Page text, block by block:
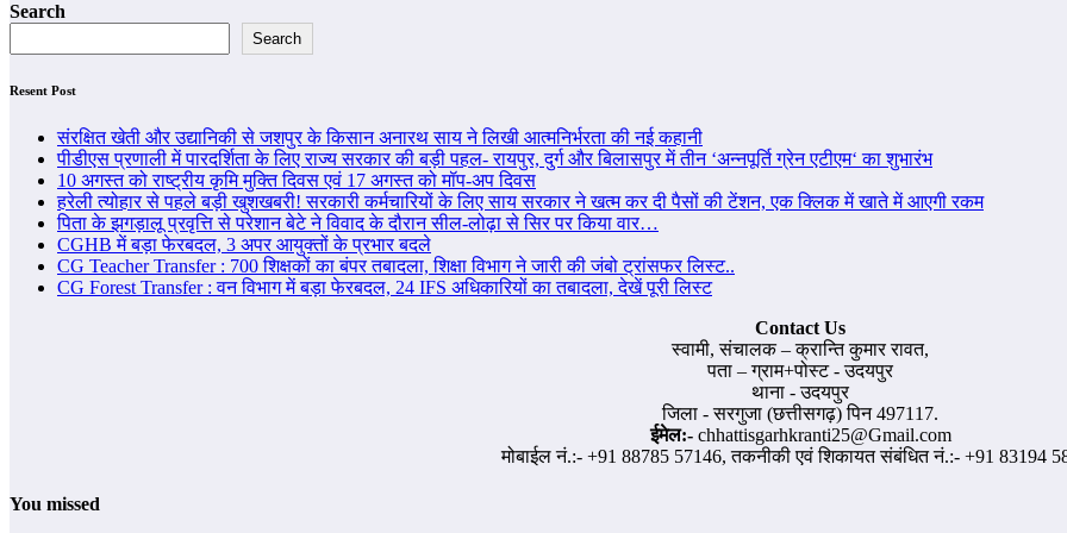
Search
Search
Resent Post
संरक्षित खेती और उद्यानिकी से जशपुर के किसान अनारथ साय ने लिखी आत्मनिर्भरता की नई कहानी
पीडीएस प्रणाली में पारदर्शिता के लिए राज्य सरकार की बड़ी पहल- रायपुर, दुर्ग और बिलासपुर में तीन ‘अन्नपूर्ति ग्रेन एटीएम‘ का शुभारंभ
10 अगस्त को राष्ट्रीय कृमि मुक्ति दिवस एवं 17 अगस्त को मॉप-अप दिवस
हरेली त्योहार से पहले बड़ी खुशखबरी! सरकारी कर्मचारियों के लिए साय सरकार ने खत्म कर दी पैसों की टेंशन, एक क्लिक में खाते में आएगी रकम
पिता के झगड़ालू प्रवृत्ति से परेशान बेटे ने विवाद के दौरान सील-लोढ़ा से सिर पर किया वार…
CGHB में बड़ा फेरबदल, 3 अपर आयुक्तों के प्रभार बदले
CG Teacher Transfer : 700 शिक्षकों का बंपर तबादला, शिक्षा विभाग ने जारी की जंबो ट्रांसफर लिस्ट..
CG Forest Transfer : वन विभाग में बड़ा फेरबदल, 24 IFS अधिकारियों का तबादला, देखें पूरी लिस्ट
Contact Us
स्वामी, संचालक – क्रान्ति कुमार रावत,
पता – ग्राम+पोस्ट - उदयपुर
थाना - उदयपुर
जिला - सरगुजा (छत्तीसगढ़) पिन 497117.
ईमेल:- chhattisgarhkranti25@Gmail.com
मोबाईल नं.:- +91 88785 57146, तकनीकी एवं शिकायत संबंधित नं.:- +91 83194
You missed